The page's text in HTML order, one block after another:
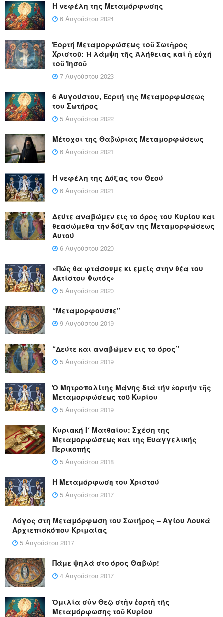
Η νεφέλη της Μεταμόρφωσης
6 Αυγούστου 2024
Ἑορτή Μεταμορφώσεως τοῦ Σωτῆρος
Χριστοῦ: Ἡ λάμψη τῆς Ἀλήθειας καί ἡ εὐχή
τοῦ Ἰησοῦ
7 Αυγούστου 2023
6 Αυγούστου, Εορτή της Μεταμορφώσεως
του Σωτήρος
5 Αυγούστου 2022
Μέτοχοι της Θαβώριας Μεταμορφώσεως
6 Αυγούστου 2021
Η νεφέλη της Δόξας του Θεού
6 Αυγούστου 2021
Δεύτε αναβώμεν εις το όρος του Κυρίου και
θεασώμεθα την δόξαν της Μεταμορφώσεως
Αυτού
6 Αυγούστου 2020
«Πώς θα φτάσουμε κι εμείς στην θέα του
Ακτίστου Φωτός»
5 Αυγούστου 2020
“Μεταμορφούσθε”
9 Αυγούστου 2019
“Δεύτε και αναβώμεν εις το όρος”
5 Αυγούστου 2019
Ὁ Μητροπολίτης Μάνης διά τήν ἑορτήν τῆς
Μεταμορφώσεως τοῦ Κυρίου
5 Αυγούστου 2019
Κυριακή Ι´ Ματθαίου: Σχέση της
Μεταμορφώσεως και της Ευαγγελικής
Περικοπής
5 Αυγούστου 2018
Η Μεταμόρφωση του Χριστού
5 Αυγούστου 2017
Λόγος στη Μεταμόρφωση του Σωτήρος – Αγίου Λουκά
Αρχιεπισκόπου Κριμαίας
5 Αυγούστου 2017
Πάμε ψηλά στο όρος Θαβώρ!
4 Αυγούστου 2017
Ὁμιλία σὺν Θεῷ στὴν ἑορτὴ τῆς
Μεταμόρφωσης τοῦ Κυρίου